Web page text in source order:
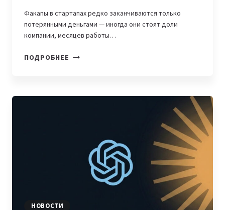
Факапы в стартапах редко заканчиваются только
потерянными деньгами — иногда они стоят доли
компании, месяцев работы…
ПОДРОБНЕЕ КАК
DEEPEN
MOONAI
НОВОСТИ